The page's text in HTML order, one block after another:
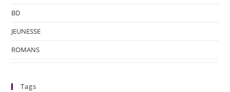
BD
JEUNESSE
ROMANS
Tags